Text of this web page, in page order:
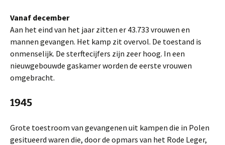
Vanaf december
Aan het eind van het jaar zitten er 43.733 vrouwen en
mannen gevangen. Het kamp zit overvol. De toestand is
onmenselijk. De sterftecijfers zijn zeer hoog. In een
nieuwgebouwde gaskamer worden de eerste vrouwen
omgebracht.
1945
Grote toestroom van gevangenen uit kampen die in Polen
gesitueerd waren die, door de opmars van het Rode Leger,